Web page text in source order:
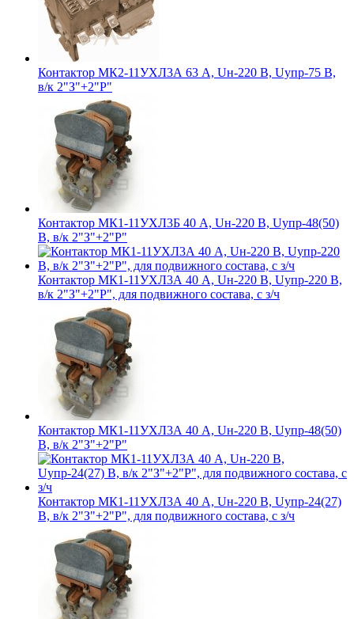
Контактор МК2-11УХЛ3А 63 А, Uн-220 В, Uупр-75 В,
в/к 2"З"+2"Р"
Контактор МК1-11УХЛ3Б 40 А, Uн-220 В, Uупр-48(50)
В, в/к 2"З"+2"Р"
Контактор МК1-11УХЛ3А 40 А, Uн-220 В, Uупр-220 В,
в/к 2"З"+2"Р", для подвижного состава, с з/ч
Контактор МК1-11УХЛ3А 40 А, Uн-220 В, Uупр-48(50)
В, в/к 2"З"+2"Р"
Контактор МК1-11УХЛ3А 40 А, Uн-220 В, Uупр-24(27)
В, в/к 2"З"+2"Р", для подвижного состава, с з/ч